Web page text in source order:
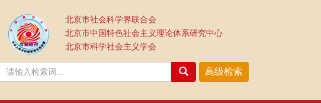
北京市社会科学界联合会
北京市中国特色社会主义理论体系研究中心
北京市科学社会主义学会